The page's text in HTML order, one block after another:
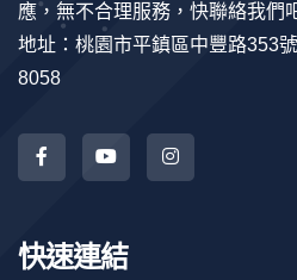
應，無不合理服務，快聯絡我們
地址：桃園市平鎮區中豐路353
8058
快速連結